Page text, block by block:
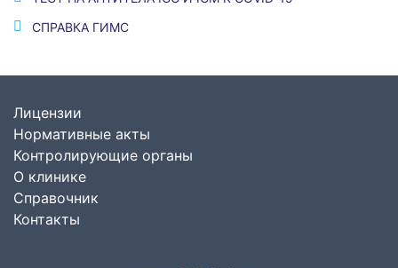
СПРАВКА ГИМС
Лицензии
Нормативные акты
Контролирующие органы
О клинике
Справочник
Контакты